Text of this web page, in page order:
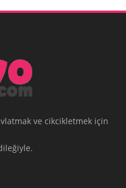
ve cikcikletmek için